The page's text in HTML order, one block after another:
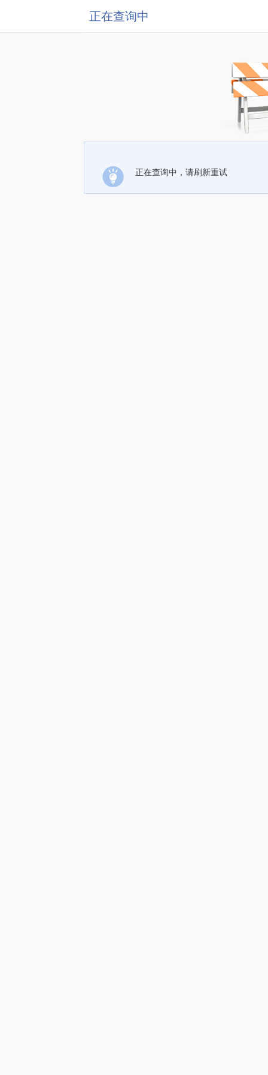
正在查询中
正在查询中，请刷新重试